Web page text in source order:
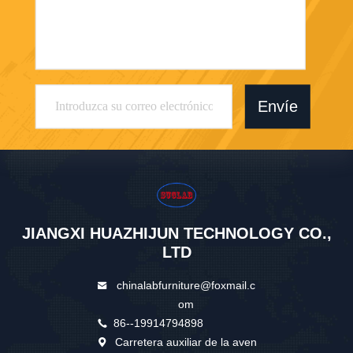
Envíe
JIANGXI HUAZHIJUN TECHNOLOGY CO.,
LTD
chinalabfurniture@foxmail.c
om
86--19914794898
Carretera auxiliar de la aven